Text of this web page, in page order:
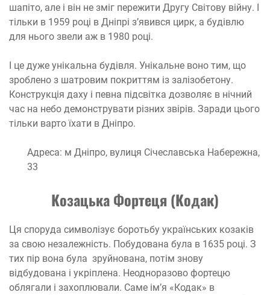
шапіто, але і він не зміг пережити Другу Світову війну. І
тільки в 1959 році в Дніпрі з’явився цирк, а будівлю
для нього звели аж в 1980 році.
І це дуже унікальна будівля. Унікальне воно тим, що
зроблено з шатровим покриттям із залізобетону.
Конструкція даху і певна підсвітка дозволяє в нічний
час на небо демонструвати різних звірів. Заради цього
тільки варто їхати в Дніпро.
Адреса: м Дніпро, вулиця Січеславська Набережна,
33
Козацька Фортеця (Кодак)
Ця споруда символізує боротьбу українських козаків
за свою незалежність. Побудована була в 1635 році. З
тих пір вона була зруйнована, потім знову
відбудована і укріплена. Неодноразово фортецю
облягали і захоплювали. Саме ім’я «Кодак» в